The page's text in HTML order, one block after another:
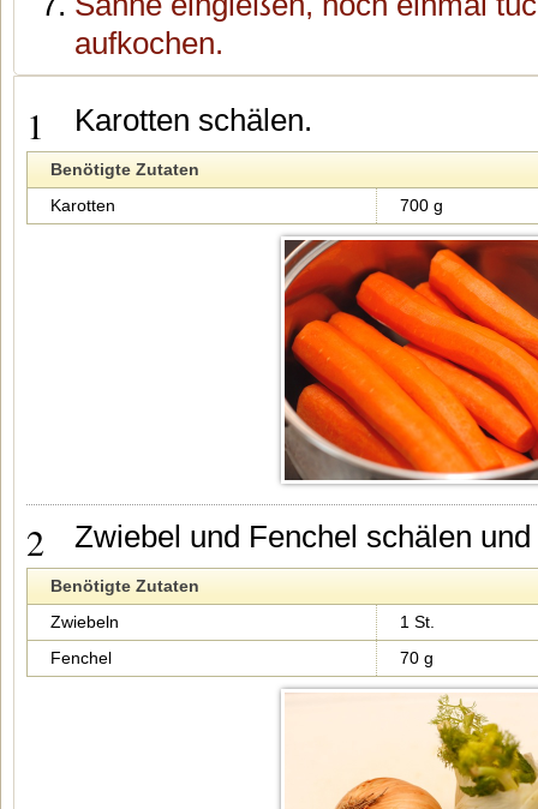
aufkochen.
1 Karotten schälen.
Benötigte Zutaten
Karotten
700 g
2 Zwiebel und Fenchel schälen
Benötigte Zutaten
Zwiebeln
1 St.
Fenchel
70 g